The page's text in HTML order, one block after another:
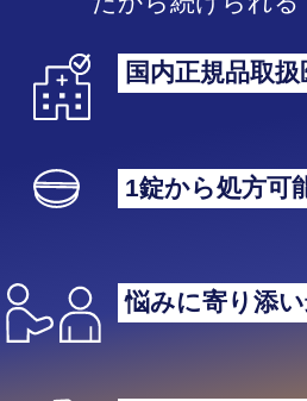
国内正規品取
1錠から処方可
悩みに寄り添